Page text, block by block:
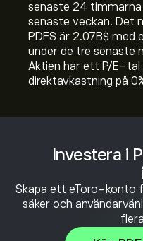
Investera i
Skapa ett eToro-konto
säker och
senaste 24 timmarna
senaste veckan. Det
PDFS är 2.07B‎$‎
under de tre senaste
Aktien har ett P/E-tal
direktavkastning på